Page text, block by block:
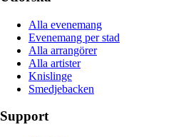
Alla evenemang
Evenemang per stad
Alla arrangörer
Alla artister
Knislinge
Smedjebacken
Support